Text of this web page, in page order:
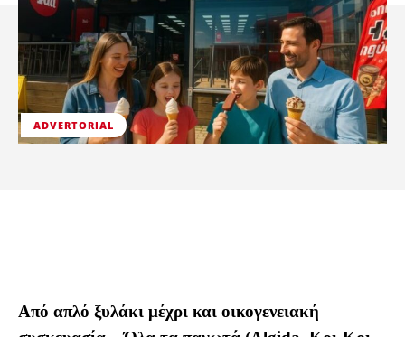
ADVERTORIAL
Από απλό ξυλάκι μέχρι και οικογενειακή